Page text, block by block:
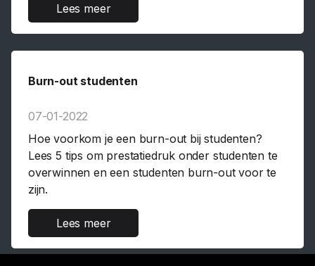
Lees meer
Burn-out studenten
07-01-2022
Hoe voorkom je een burn-out bij studenten?
Lees 5 tips om prestatiedruk onder studenten te
overwinnen en een studenten burn-out voor te
zijn.
Lees meer